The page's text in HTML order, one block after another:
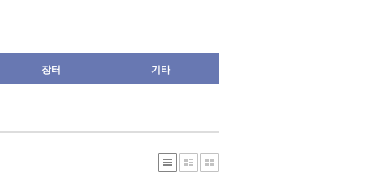
장터 기타